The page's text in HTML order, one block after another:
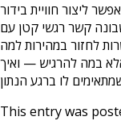
ליצור חוויית בידור
קשר רגשי קטן עם
לחזור במהירות למה
במה להרגיש — ואיך
This entry was